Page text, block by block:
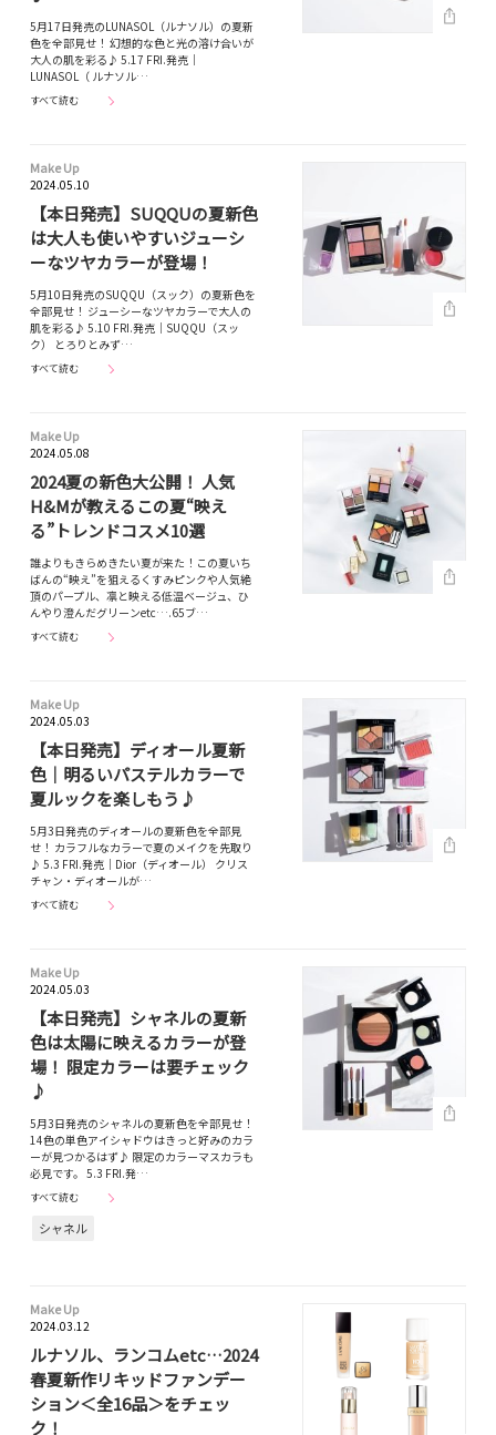
5月17日発売のLUNASOL（ルナソル）の夏新
色を全部見せ！ 幻想的な色と光の溶け合いが
大人の肌を彩る♪ 5.17 FRI.発売｜
LUNASOL（ ルナソル…
すべて読む
Make Up
2024.05.10
【本日発売】SUQQUの夏新色
は大人も使いやすいジューシ
ーなツヤカラーが登場！
5月10日発売のSUQQU（スック）の夏新色を
全部見せ！ ジューシーなツヤカラーで大人の
肌を彩る♪ 5.10 FRI.発売｜SUQQU（スッ
ク） とろりとみず…
すべて読む
Make Up
2024.05.08
2024夏の新色大公開！ 人気
H&Mが教えるこの夏“映え
る”トレンドコスメ10選
誰よりもきらめきたい夏が来た！この夏いち
ばんの“映え”を狙えるくすみピンクや人気絶
頂のパープル、凛と映える低温ベージュ、ひ
んやり澄んだグリーンetc….65ブ…
すべて読む
Make Up
2024.05.03
【本日発売】ディオール夏新
色｜明るいパステルカラーで
夏ルックを楽しもう♪
5月3日発売のディオールの夏新色を全部見
せ！ カラフルなカラーで夏のメイクを先取り
♪ 5.3 FRI.発売｜Dior（ディオール） クリス
チャン・ディオールが…
すべて読む
Make Up
2024.05.03
【本日発売】シャネルの夏新
色は太陽に映えるカラーが登
場！ 限定カラーは要チェック
♪
5月3日発売のシャネルの夏新色を全部見せ！
14色の単色アイシャドウはきっと好みのカラ
ーが見つかるはず♪ 限定のカラーマスカラも
必見です。 5.3 FRI.発…
すべて読む
シャネル
Make Up
2024.03.12
ルナソル、ランコムetc…2024
春夏新作リキッドファンデー
ション＜全16品＞をチェッ
ク！